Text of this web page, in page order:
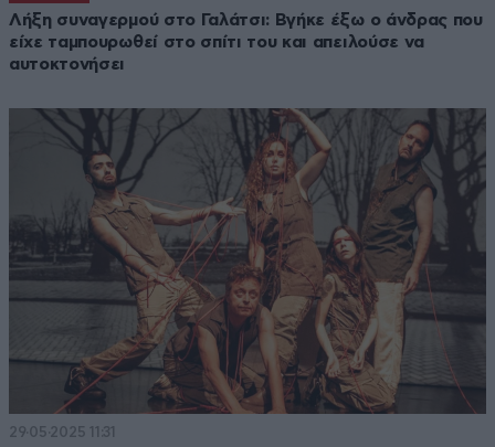
Λήξη συναγερμού στο Γαλάτσι: Βγήκε έξω ο άνδρας που
είχε ταμπουρωθεί στο σπίτι του και απειλούσε να
αυτοκτονήσει
29·05·2025 11:31